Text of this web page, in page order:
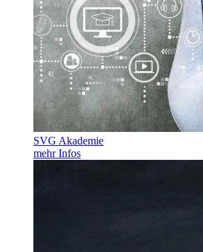
SVG Akademie
mehr Infos